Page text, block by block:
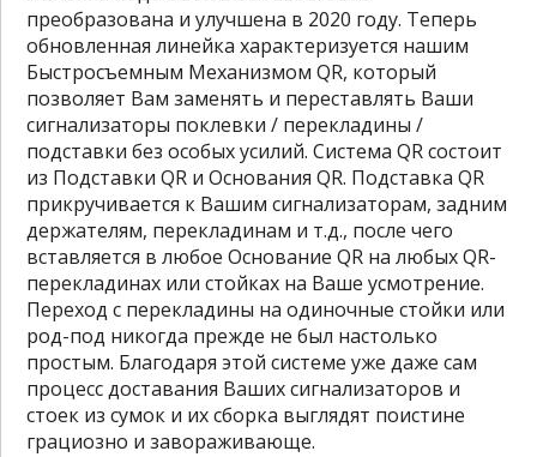
преобразована и улучшена в 2020 году. Теперь
обновленная линейка характеризуется нашим
Быстросъемным Механизмом QR, который
позволяет Вам заменять и переставлять Ваши
сигнализаторы поклевки / перекладины /
подставки без особых усилий. Система QR состоит
из Подставки QR и Основания QR. Подставка QR
прикручивается к Вашим сигнализаторам, задним
держателям, перекладинам и т.д., после чего
вставляется в любое Основание QR на любых QR-
перекладинах или стойках на Ваше усмотрение.
Переход с перекладины на одиночные стойки или
род-под никогда прежде не был настолько
простым. Благодаря этой системе уже даже сам
процесс доставания Ваших сигнализаторов и
стоек из сумок и их сборка выглядят поистине
грациозно и завораживающе.